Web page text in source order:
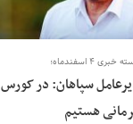
خبری ۴ اسفندماه؛
سپاهان: در کورس
هستیم